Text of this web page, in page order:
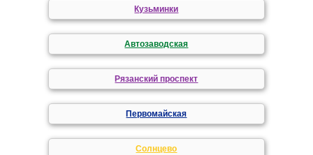
Кузьминки
Автозаводская
Рязанский проспект
Первомайская
Солнцево